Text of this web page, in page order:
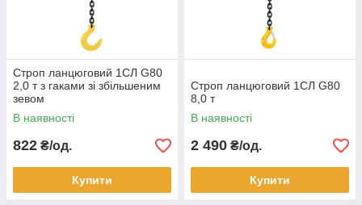
Строп ланцюговий 1СЛ G80
2,0 т з гаками зі збільшеним
зевом
В наявності
822 ₴/од.
Купити
Строп ланцюговий 1СЛ G80
8,0 т
В наявності
2 490 ₴/од.
Купити